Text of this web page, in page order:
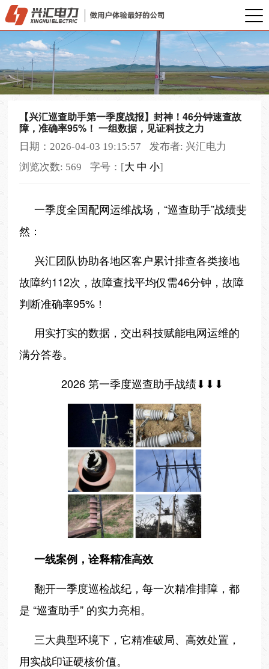
【兴汇巡查助手第一季度战报】封神！46分钟速查故
障，准确率95%！ 一组数据，见证科技之力
日期：2026-04-03 19:15:57
发布者: 兴汇电力
浏览次数: 569
字号：[大 中 小]
一季度全国配网运维战场，“巡查助手”战绩斐
然：
兴汇团队协助各地区客户累计排查各类接地
故障约112次，故障查找平均仅需46分钟，故障
判断准确率95%！
用实打实的数据，交出科技赋能电网运维的
满分答卷。
2026 第一季度巡查助手战绩⬇⬇⬇
一线案例，诠释精准高效
翻开一季度巡检战纪，每一次精准排障，都
是 “巡查助手” 的实力亮相。
三大典型环境下，它精准破局、高效处置，
用实战印证硬核价值。